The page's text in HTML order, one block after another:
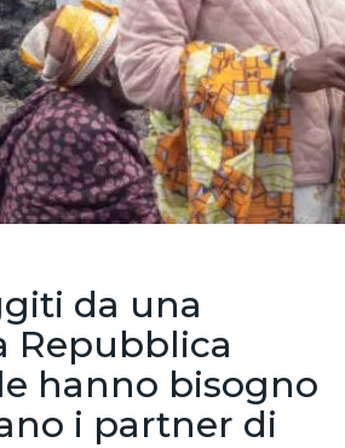
da una
Repubblica
hanno bisogno
i partner di